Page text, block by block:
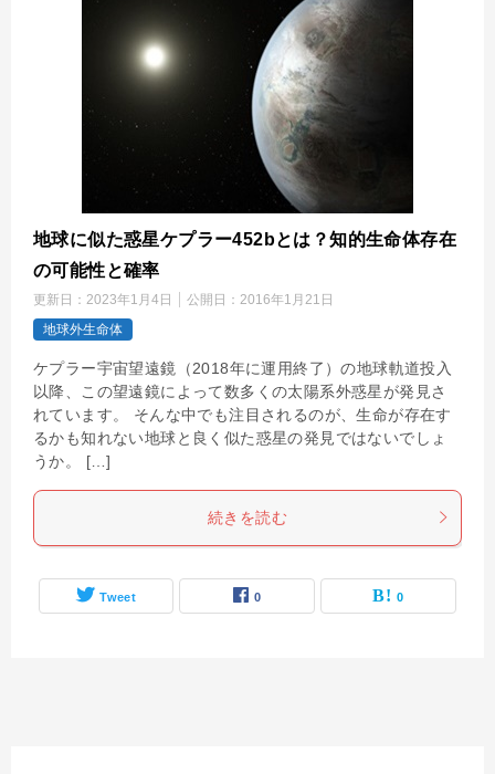
地球に似た惑星ケプラー452bとは？知的生命体存在
の可能性と確率
更新日： 2023年1月4日 公開日： 2016年1月21日
地球外生命体
ケプラー宇宙望遠鏡（2018年に運用終了）の地球軌道投入
以降、この望遠鏡によって数多くの太陽系外惑星が発見さ
れています。 そんな中でも注目されるのが、生命が存在す
るかも知れない地球と良く似た惑星の発見ではないでしょ
うか。 […]
続きを読む
Tweet 0 0